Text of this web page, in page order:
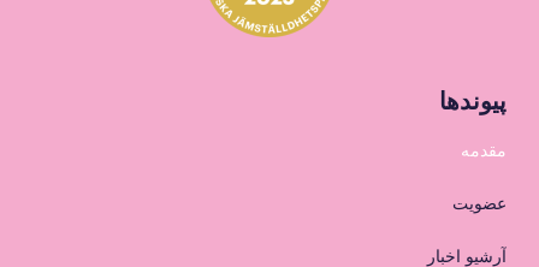
پیوندها
مقدمه
عضویت
آرشیو اخبار